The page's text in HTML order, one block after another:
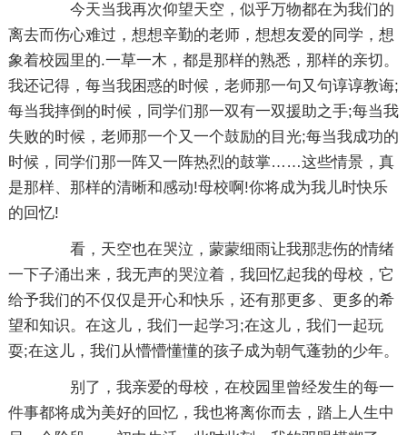
今天当我再次仰望天空，似乎万物都在为我们的
离去而伤心难过，想想辛勤的老师，想想友爱的同学，想
象着校园里的.一草一木，都是那样的熟悉，那样的亲切。
我还记得，每当我困惑的时候，老师那一句又句谆谆教诲;
每当我摔倒的时候，同学们那一双有一双援助之手;每当我
失败的时候，老师那一个又一个鼓励的目光;每当我成功的
时候，同学们那一阵又一阵热烈的鼓掌……这些情景，真
是那样、那样的清晰和感动!母校啊!你将成为我儿时快乐
的回忆!
看，天空也在哭泣，蒙蒙细雨让我那悲伤的情绪
一下子涌出来，我无声的哭泣着，我回忆起我的母校，它
给予我们的不仅仅是开心和快乐，还有那更多、更多的希
望和知识。在这儿，我们一起学习;在这儿，我们一起玩
耍;在这儿，我们从懵懵懂懂的孩子成为朝气蓬勃的少年。
别了，我亲爱的母校，在校园里曾经发生的每一
件事都将成为美好的回忆，我也将离你而去，踏上人生中